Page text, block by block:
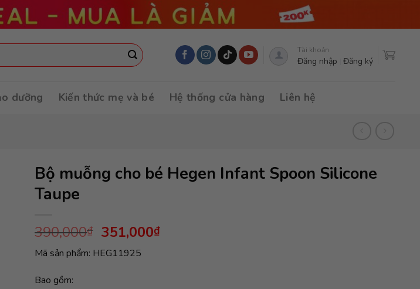
Tài khoản
Đăng nhập Đăng ký
dưỡng Kiến thức mẹ và bé Hệ thống cửa hàng Liên hệ
Bộ muỗng cho bé Hegen Infant Spoon Silicone
Taupe
390,000₫ Giá
gốc
là:
351,000₫Giá
Mã sản phẩm: HEG11925
Bao gồm: